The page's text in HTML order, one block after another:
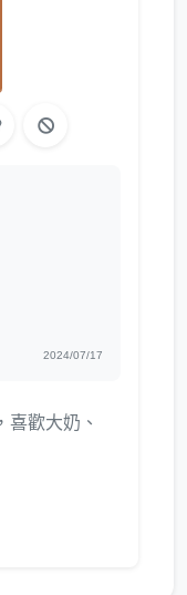
2024/07/17
喜歡大奶、